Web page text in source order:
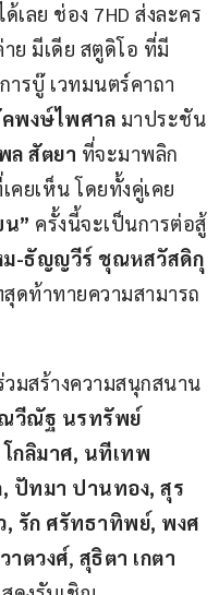
ลย ช่อง 7HD ส่งละคร
ย มีเดีย สตูดิโอ ที่มี
ารบู๊ เวทมนตร์คาถา
คพงษ์ไพศาล มาประชัน
สัตยา ที่จะมาพลิก
ยเห็น โดยทั้งคู่เคย
น” ครั้งนี้จะเป็นการต่อสู้
ม-ธัญญวีร์ ชุณหสวัสดิกุ
ท้าทายความสามารถ
มสร้างความสนุกสนาน
ณวีณัฐ นรทรัพย์
กลิมาศ, นทีเทพ
ปัทมา ปานทอง, สุร
รัก ศรัทธาทิพย์, พงศ
ตวงศ์, สุธิตา เกตา